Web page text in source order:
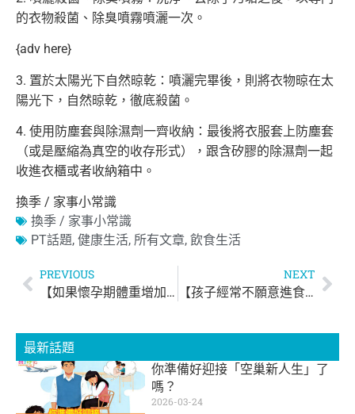
的衣物殺菌、 除臭噴霧噴灑一次。
{adv here}
3. 置於太陽光下自然晾乾：噴灑完畢後，則將衣物晾在太
陽光下， 自然晾乾，徹底殺菌。
4. 使用防塵套與除濕劑一齊收納：最後將衣服套上防塵套
（或是壓縮為真空的收存形式）， 跟含矽膠的除濕劑一起
收進衣櫃或者收納箱中。
換季 / 家事小常識
換季 / 家事小常識
PT話題, 健康生活, 所有文章, 飲食生活
PREVIOUS
【如果懷孕期體重增加過多，應怎麼辦？】
NEXT
【孩子經常不願意進食，怎麼辦呢？】
最新話題
你準備好迎接「空巢新人生」了
嗎？
2026-03-24